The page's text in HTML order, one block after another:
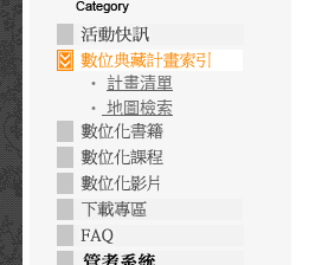
‧ 計畫清單
‧ 地圖檢索